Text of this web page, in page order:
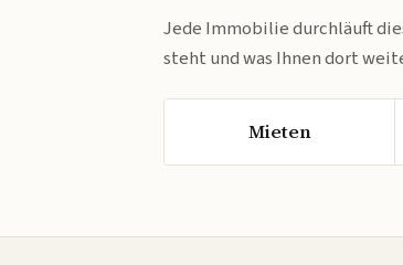
Jede Immobilie durchläuft
steht und was Ihnen dort
Mieten